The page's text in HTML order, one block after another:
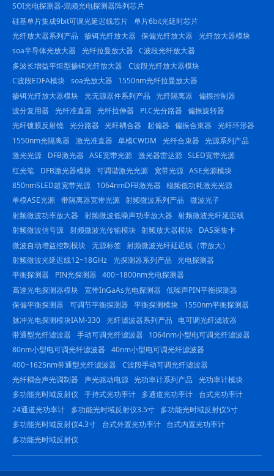
SOI光电探测器-混频光电探测器阵列芯片
硅基单片集成9bit可调光延迟线芯片 单片6bit光延时芯片
光纤放大器系列产品
掺铒光纤放大器 保偏光纤放大器
光纤放大器模块
soa半导体光放大器
光纤拉曼放大器 C波段光纤放大器
多波长增益平坦型掺铒光纤放大器
C波段光纤放大器模块
C波段EDFA模块 soa光放大器
1550nm光纤拉曼放大器
掺铒光纤放大器模块 光无源器件系列产品 光纤隔离器
偏振控制器
波分复用器
光纤准直器 光纤拉伸器 PLC光分路器
偏振旋转器
光纤镀膜反射镜 光分路器 光纤耦合器 起偏器 偏振合束器
光纤环形器
1550nm光隔离器
激光准直器 单模CWDM 光纤合束器
光源系列产品
激光光源
DFB激光器 ASE宽带光源 激光器雷达源 SLED宽带光源
红光笔
DFB激光器模块 可调谐激光光源 宽带光源 ASE光源模块
850nmSLED超宽带光源
1064nmDFB激光器 稳频低功耗激光光源
单模ASE光源 带隔离器宽带光源 射频微波系列产品
微波光子
射频微波功率放大器
射频微波低噪声功率放大器 射频微波光纤延迟线
射频微波信号源 射频微波光传输模块 射频放大器模块
DAS采集卡
微波自动增益控制模块 无源标签 射频微波光纤延迟线（带放大）
射频微波光延迟线12~18GHz 光探测器系列产品 光电探测器
平衡探测器
PIN光探测器 400~1800nm光电探测器
高速光电探测器模块
宽带InGaAs光电探测器 低噪声PIN平衡探测器
保偏平衡探测器
可调节平衡探测器 平衡探测模块
1550nm平衡探测器
脉冲光电探测模块IAM-330 光纤滤波器系列产品
电可调光纤滤波器
带通型光纤滤波器
手动可调光纤滤波器
1064nm小型电可调光纤滤波器
80nm小型电可调光纤滤波器
40nm小型电可调光纤滤波器
400~1625nm带通型光纤滤波器
C波段手动可调光纤滤波器
光纤耦合声光调制器
声光驱动电源 光功率计系列产品
光功率计模块
多功能光时域反射仪 手持式光功率计 多通道光功率计
台式光功率计
24通道光功率计
多功能光时域反射仪3.5寸
多功能光时域反射仪5寸
多功能光时域反射仪4.3寸
台式外置光功率计
台式内置光功率计
多功能光时域反射仪